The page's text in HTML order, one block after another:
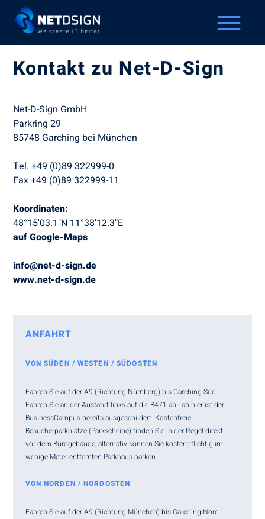
Kontakt zu Net-D-Sign
Net-D-Sign GmbH
Parkring 29
85748 Garching bei München
Tel. +49 (0)89 322999-0
Fax +49 (0)89 322999-11
Koordinaten:
48°15'03.1"N 11°38'12.3"E
auf Google-Maps
info@net-d-sign.de
www.net-d-sign.de
ANFAHRT
VON SÜDEN / WESTEN / SÜDOSTEN
Fahren Sie auf der A9 (Richtung Nürnberg) bis Garching-Süd.
Fahren Sie an der Ausfahrt links auf die B471 ab - ab hier ist der
BusinessCampus bereits ausgeschildert. Kostenfreie
Besucherparkplätze (Parkscheibe) finden Sie in der Regel direkt
vor dem Bürogebäude; alternativ können Sie kostenpflichtig im
wenige Meter entfernten Parkhaus parken.
VON NORDEN / NORDOSTEN
Fahren Sie auf der A9 (Richtung München) bis Garching-Nord.